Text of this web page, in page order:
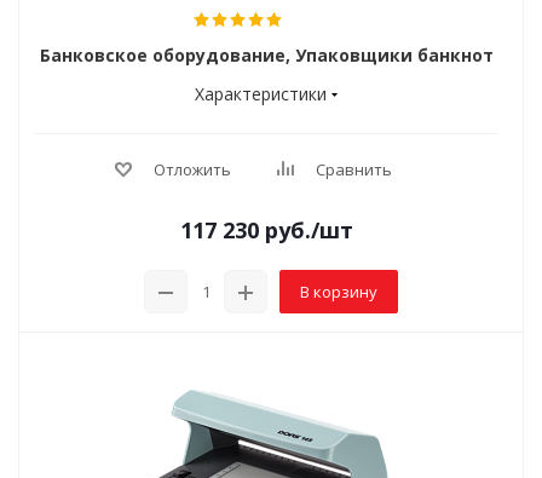
Банковское оборудование, Упаковщики банкнот
Характеристики
Отложить Сравнить
117 230руб./шт
В корзину